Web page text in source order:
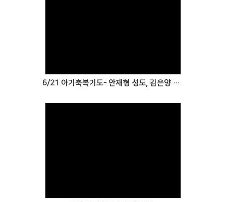
6/21 아기축복기도- 안재형 성도, 김은양 성도의 아들 안시하